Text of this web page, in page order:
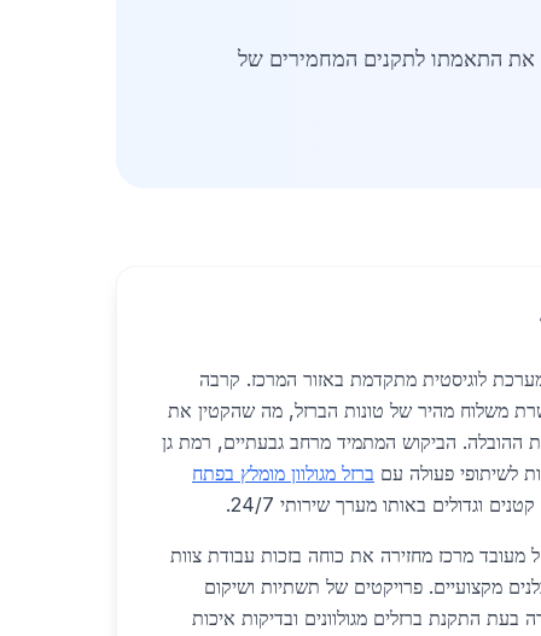
את התאמתו לתקנים המחמירים של
לוגיסטית מתקדמת באזור המרכז. קרבה
משלוח מהיר של טונות הברזל, מה שהקטין את
ההובלה. הביקוש המתמיד מרחב גבעתיים, רמת גן
לשיתופי פעולה עם ברזל מגולוון מומלץ בפתח
וגדולים באותו מערך שירותי 24/7.
מעובד מרכז מחזירה את כוחה בזכות עבודת צוות
מקצועיים. פרויקטים של תשתיות ושיקום
בעת התקנת ברזלים מגולוונים ובדיקות איכות